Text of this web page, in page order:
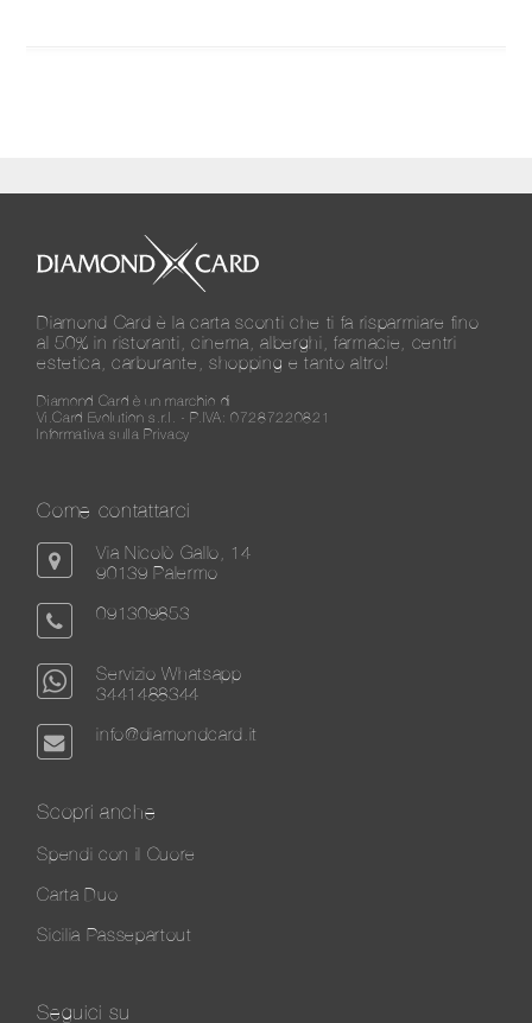
Diamond Card è la carta sconti che ti fa risparmiare fino
al 50% in ristoranti, cinema, alberghi, farmacie, centri
estetica, carburante, shopping e tanto altro!
Diamond Card è un marchio di
Vi.Card Evolution s.r.l. - P.IVA: 07287220821
Informativa sulla Privacy
Come contattarci
Via Nicolò Gallo, 14
90139 Palermo
091309853
Servizio Whatsapp
3441488344
info@diamondcard.it
Scopri anche
Spendi con il Cuore
Carta Duo
Sicilia Passepartout
Seguici su